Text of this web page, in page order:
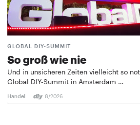
GLOBAL DIY-SUMMIT
So groß wie nie
Und in unsicheren Zeiten vielleicht so
Global DIY-Summit in Amsterdam …
Handel 8/2026